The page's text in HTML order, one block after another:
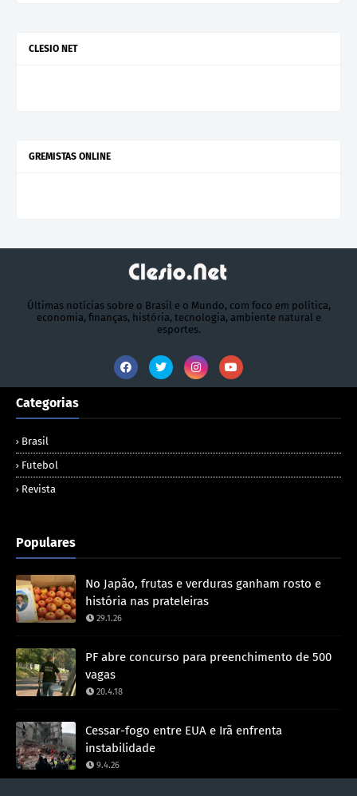
CLESIO NET
GREMISTAS ONLINE
Últimas notícias sobre o Brasil e o Mundo, com foco em política,
economia, finanças, história, tecnologia, ambiente natural e
esportes.
Categorias
Brasil
Futebol
Revista
Populares
No Japão, frutas e verduras ganham rosto e
história nas prateleiras
29.1.26
PF abre concurso para preenchimento de 500
vagas
20.4.18
Cessar-fogo entre EUA e Irã enfrenta
instabilidade
9.4.26